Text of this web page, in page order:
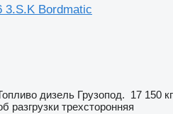
3.S.K Bordmatic
дизель Грузопод. 17 150 кг
разгрузки трехсторонняя